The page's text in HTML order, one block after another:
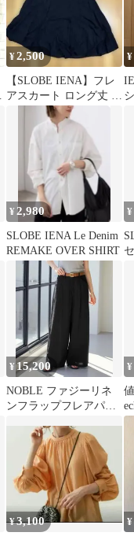
¥2,500
【SLOBE IENA】フレ
アスカート ロング丈 ブ
¥
¥ 2,980
SLOBE IENA Le Denim
REMAKE OVER SHIRT
¥
¥15,200
NOBLE ファジーリネ
ンフラップフレアパン
¥
¥3,100 ¥